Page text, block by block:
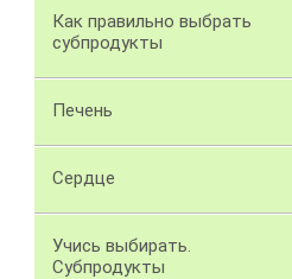
Как правильно выбрать
субпродукты
Печень
Сердце
Учись выбирать.
Субпродукты